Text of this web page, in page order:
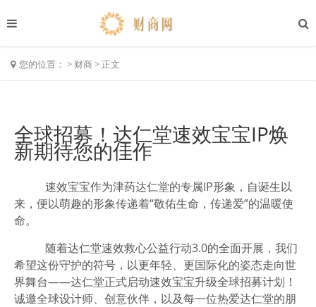
您的位置： > 财商> 正文
全球招募！达仁堂速效宝宝IP焕
新期待您的佳作
速效宝宝作为津药达仁堂的专属IP形象，自诞生以
来，便以萌趣的形象传递着“敬佑生命，传递爱”的温暖使
命。
随着达仁堂速效救心公益行动3.0的全面开展，我们
希望这份守护的符号，以更年轻、更国际化的姿态走向世
界舞台——达仁堂正式启动速效宝宝升级全球招募计划！
诚邀全球设计师、创意伙伴，以及每一位热爱达仁堂的朋